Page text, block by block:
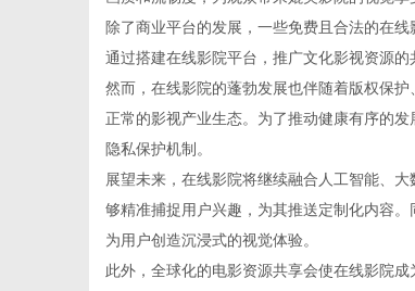
除了商业平台的发展，一些免费且合法的在
通过搭建在线影院平台，推广文化影视资源的
然而，在线影院的蓬勃发展也伴随着版权保
正常的影视产业生态。为了推动健康有序的
隐私保护机制。
展望未来，在线影院将继续融合人工智能、
够精准捕捉用户兴趣，为其推送定制化内容
为用户创造沉浸式的视觉体验。
此外，全球化的电影资源共享会使在线影院